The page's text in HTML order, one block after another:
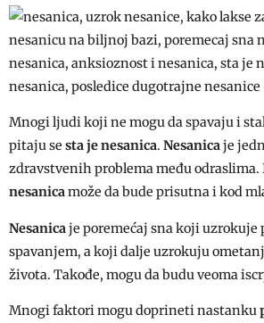
Mnogi ljudi koji ne mogu da spavaju i
pitaju se sta je nesanica. Nesanicaje
zdravstvenih problema među odraslima.
nesanicamože da bude prisutna i kod
Nesanica je poremećaj sna koji uzrokuje
spavanjem, a koji dalje uzrokuju
života. Takođe, mogu da budu veoma
Mnogi faktori mogu doprineti nastanku